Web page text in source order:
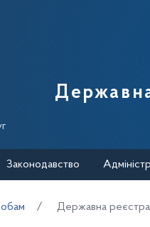
Державної
Законодавство
Державна